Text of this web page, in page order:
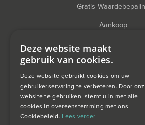
Gratis
Aankoop
Financieel Advies
Taxatie
over ons
Deze website maakt
gebruik van cookies.
Deze website gebruikt cookies om uw
gebruikerservaring te verbeteren. Door
website te gebruiken, stemt u in met alle
cookies in overeenstemming met ons
Cookiebeleid. Lees verder